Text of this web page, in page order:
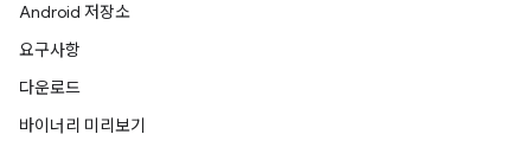
Android 저장소
요구사항
다운로드
바이너리 미리보기